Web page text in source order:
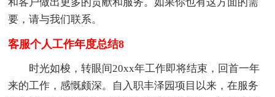
要，请与我们联系。
客服个人工作年度总结8
时光如梭，转眼间20xx年工作即将结束，回首一年
来的工作，感慨颇深。自入职丰泽园项目以来，在服务